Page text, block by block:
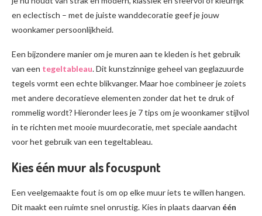
en eclectisch – met de juiste wanddecoratie geef je jouw
woonkamer persoonlijkheid.
Een bijzondere manier om je muren aan te kleden is het gebruik
van een tegeltableau. Dit kunstzinnige geheel van geglazuurde
tegels vormt een echte blikvanger. Maar hoe combineer je zoiets
met andere decoratieve elementen zonder dat het te druk of
rommelig wordt? Hieronder lees je 7 tips om je woonkamer stijlvol
in te richten met mooie muurdecoratie, met speciale aandacht
voor het gebruik van een tegeltableau.
Kies één muur als focuspunt
Een veelgemaakte fout is om op elke muur iets te willen hangen.
Dit maakt een ruimte snel onrustig. Kies in plaats daarvan één